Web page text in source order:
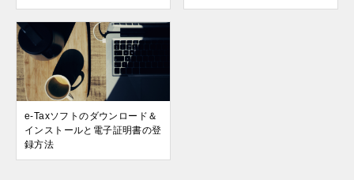
e-Taxソフトのダウンロード＆
インストールと電子証明書の登
録方法